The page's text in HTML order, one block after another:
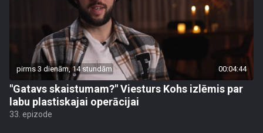
pirms 3 dienām, 14 stundām 00:04:44
"Gatavs skaistumam?" Viesturs Kohs izlēmis par
labu plastiskajai operācijai
33. epizode